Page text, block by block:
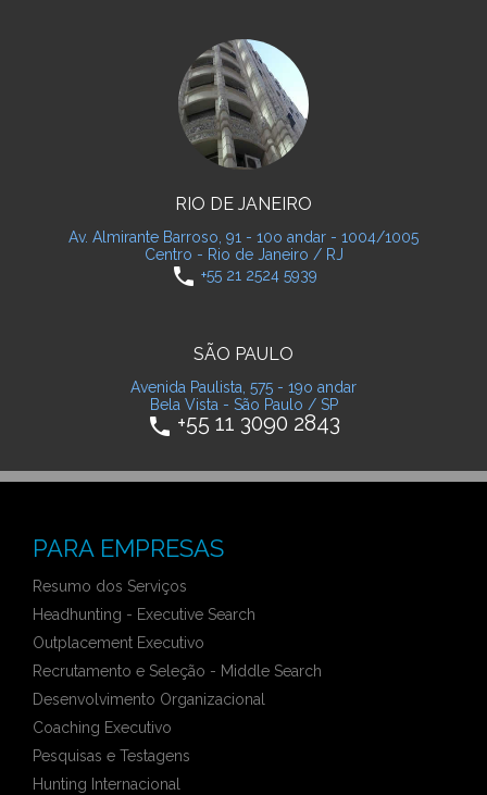
RIO DE JANEIRO
Av. Almirante Barroso, 91 - 10o andar - 1004/1005
Centro - Rio de Janeiro / RJ
phone +55 21 2524 5939
SÃO PAULO
Avenida Paulista, 575 - 19o andar
Bela Vista - São Paulo / SP
phone +55 11 3090 2843
PARA EMPRESAS
Resumo dos Serviços
Headhunting - Executive Search
Outplacement Executivo
Recrutamento e Seleção - Middle Search
Desenvolvimento Organizacional
Coaching Executivo
Pesquisas e Testagens
Hunting Internacional